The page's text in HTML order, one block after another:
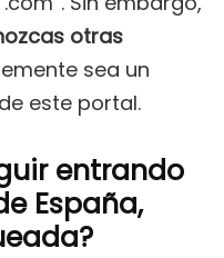
otras
sea un
este portal.
entrando
España,